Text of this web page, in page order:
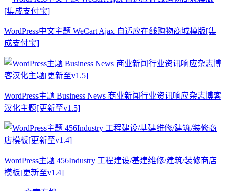
WordPress中文主题 WeCart Ajax 自适应在线购物商城模版[集
成支付宝]
WordPress主题 Business News 商业新闻行业资讯响应杂志博客
汉化主题[更新至v1.5]
WordPress主题 456Industry 工程建设/基建维修/建筑/装修商店
模板[更新至v1.4]